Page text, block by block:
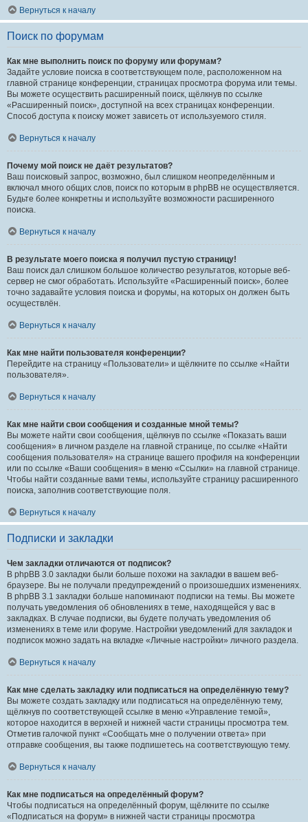
Вернуться к началу
Поиск по форумам
Как мне выполнить поиск по форуму или форумам?
Задайте условие поиска в соответствующем поле, расположенном на
главной странице конференции, страницах просмотра форума или темы.
Вы можете осуществить расширенный поиск, щёлкнув по ссылке
«Расширенный поиск», доступной на всех страницах конференции.
Способ доступа к поиску может зависеть от используемого стиля.
Вернуться к началу
Почему мой поиск не даёт результатов?
Ваш поисковый запрос, возможно, был слишком неопределённым и
включал много общих слов, поиск по которым в phpBB не осуществляется.
Будьте более конкретны и используйте возможности расширенного
поиска.
Вернуться к началу
В результате моего поиска я получил пустую страницу!
Ваш поиск дал слишком большое количество результатов, которые веб-
сервер не смог обработать. Используйте «Расширенный поиск», более
точно задавайте условия поиска и форумы, на которых он должен быть
осуществлён.
Вернуться к началу
Как мне найти пользователя конференции?
Перейдите на страницу «Пользователи» и щёлкните по ссылке «Найти
пользователя».
Вернуться к началу
Как мне найти свои сообщения и созданные мной темы?
Вы можете найти свои сообщения, щёлкнув по ссылке «Показать ваши
сообщения» в личном разделе на главной странице, по ссылке «Найти
сообщения пользователя» на странице вашего профиля на конференции
или по ссылке «Ваши сообщения» в меню «Ссылки» на главной странице.
Чтобы найти созданные вами темы, используйте страницу расширенного
поиска, заполнив соответствующие поля.
Вернуться к началу
Подписки и закладки
Чем закладки отличаются от подписок?
В phpBB 3.0 закладки были больше похожи на закладки в вашем веб-
браузере. Вы не получали предупреждений о произошедших изменениях.
В phpBB 3.1 закладки больше напоминают подписки на темы. Вы можете
получать уведомления об обновлениях в теме, находящейся у вас в
закладках. В случае подписки, вы будете получать уведомления об
изменениях в теме или форуме. Настройки уведомлений для закладок и
подписок можно задать на вкладке «Личные настройки» личного раздела.
Вернуться к началу
Как мне сделать закладку или подписаться на определённую тему?
Вы можете создать закладку или подписаться на определённую тему,
щёлкнув по соответствующей ссылке в меню «Управление темой»,
которое находится в верхней и нижней части страницы просмотра тем.
Отметив галочкой пункт «Сообщать мне о получении ответа» при
отправке сообщения, вы также подпишетесь на соответствующую тему.
Вернуться к началу
Как мне подписаться на определённый форум?
Чтобы подписаться на определённый форум, щёлкните по ссылке
«Подписаться на форум» в нижней части страницы просмотра